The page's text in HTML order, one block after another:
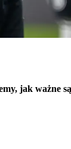
jak ważne